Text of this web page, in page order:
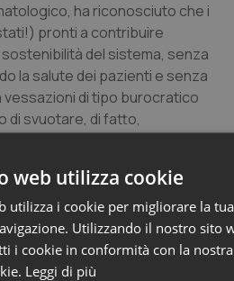
ha riconosciuto che i
pronti a contribuire
del sistema, senza
la salute dei pazienti e senza
di tipo burocratico
di svuotare, di fatto,
in scienza e coscienza.
web utilizza cookie
utilizza i cookie per migliorare la tua
Utilizzando il nostro sito
i cookie in conformità con la nostra
Leggi di più